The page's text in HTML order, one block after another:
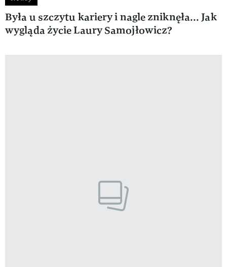
Była u szczytu kariery i nagle zniknęła... Jak
wygląda życie Laury Samojłowicz?